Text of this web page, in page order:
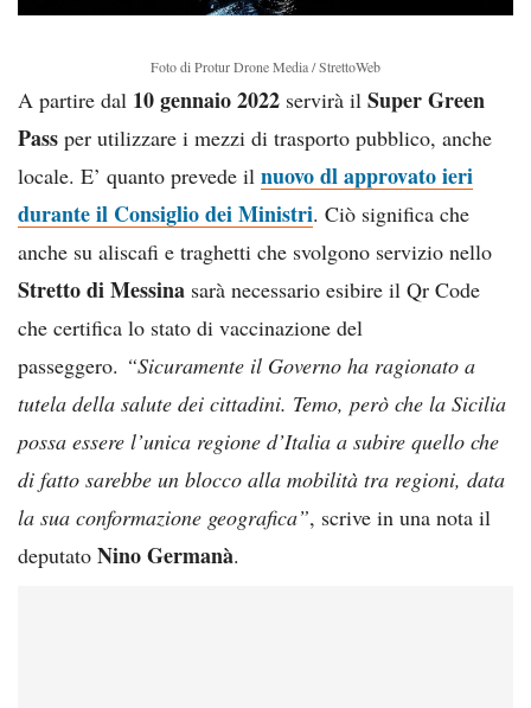
Foto di Protur Drone Media / StrettoWeb
A partire dal 10 gennaio 2022 servirà il Super Green
Pass per utilizzare i mezzi di trasporto pubblico, anche
locale. E’ quanto prevede il nuovo dl approvato ieri
durante il Consiglio dei Ministri. Ciò significa che
anche su aliscafi e traghetti che svolgono servizio nello
Stretto di Messina sarà necessario esibire il Qr Code
che certifica lo stato di vaccinazione del
passeggero. “Sicuramente il Governo ha ragionato a
tutela della salute dei cittadini. Temo, però che la Sicilia
possa essere l’unica regione d’Italia a subire quello che
di fatto sarebbe un blocco alla mobilità tra regioni, data
la sua conformazione geografica”, scrive in una nota il
deputato Nino Germanà.